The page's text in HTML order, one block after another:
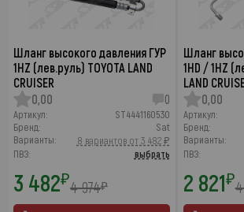
Шланг высокого давления ГУР
1HZ (лев.руль) TOYOTA LAND
CRUISER
0,00
0
Артикул:
ST4441160530
Бренд:
Sat
Варианты:
8 вариантов от 3 482 ₽
ПВЗ:
выбрать
3 482₽4 974₽
Шланг
1HD / 1HZ
LAND
0,00
Артикул:
Бренд:
Варианты:
ПВЗ:
2 821₽